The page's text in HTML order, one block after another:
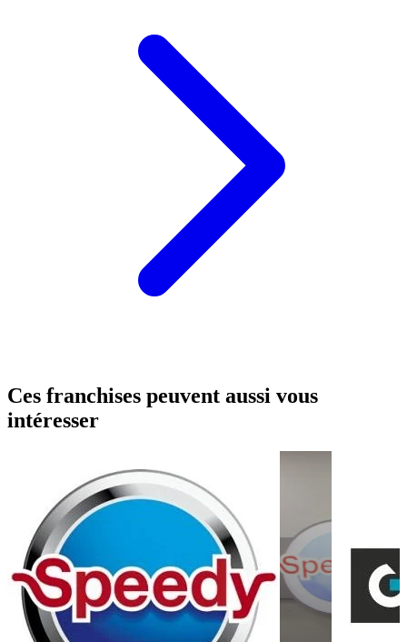
Ces franchises peuvent aussi vous
intéresser